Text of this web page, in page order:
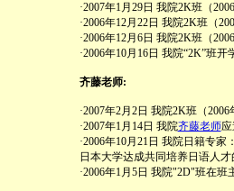
·2007年1月29日 我院2K班（
·2006年12月22日 我院2K班（
·2006年12月6日 我院2K班（
·2006年10月16日 我院“2K”班开
齐藤老师:
·2007年2月2日 我院2K班（
·2007年1月14日 我院齐藤老师应
·2006年10月21日 我院日籍专家：
日本大学达成共同培养日语人
·2006年1月5日 我院"2D"班在班